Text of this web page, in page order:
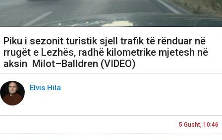
Piku i sezonit turistik sjell trafik të rënduar në
rrugët e Lezhës, radhë kilometrike mjetesh në
aksin Milot–Balldren (VIDEO)
Elvis Hila
5 Gusht, 10:46